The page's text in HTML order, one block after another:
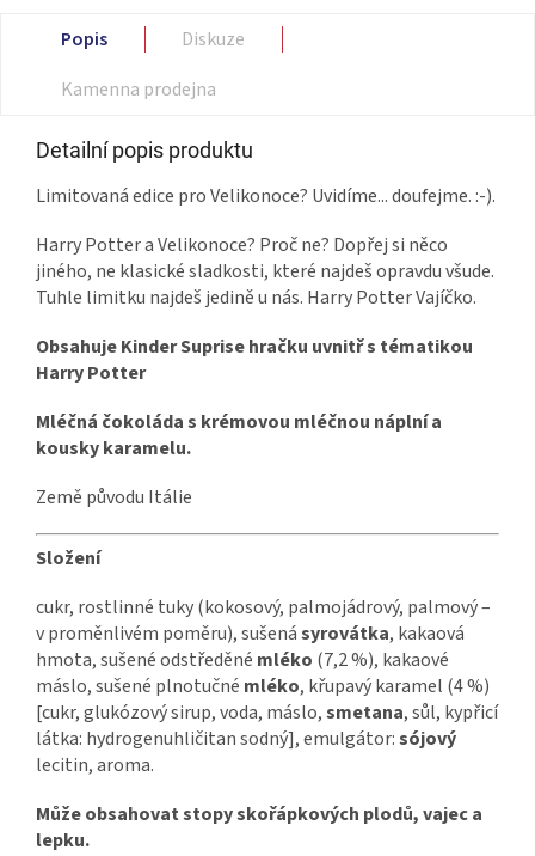
Popis
Diskuze
Kamenna prodejna
Detailní popis produktu
Limitovaná edice pro Velikonoce? Uvidíme... doufejme. :-).
Harry Potter a Velikonoce? Proč ne? Dopřej si něco
jiného, ne klasické sladkosti, které najdeš opravdu všude.
Tuhle limitku najdeš jedině u nás. Harry Potter Vajíčko.
Obsahuje Kinder Suprise hračku uvnitř s tématikou
Harry Potter
Mléčná čokoláda s krémovou mléčnou náplní a
kousky karamelu.
Země původu Itálie
Složení
cukr, rostlinné tuky (kokosový, palmojádrový, palmový –
v proměnlivém poměru), sušenásyrovátka, kakaová
hmota, sušené odstředěné mléko (7,2 %), kakaové
máslo, sušené plnotučné mléko, křupavý karamel (4 %)
[cukr, glukózový sirup, voda, máslo,smetana, sůl, kypřicí
látka: hydrogenuhličitan sodný], emulgátor:sójový
lecitin, aroma.
Může obsahovat stopy skořápkových plodů, vajec a
lepku.